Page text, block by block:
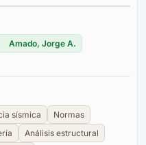
Amado, Jorge A.
sísmica
Normas
Análisis estructural